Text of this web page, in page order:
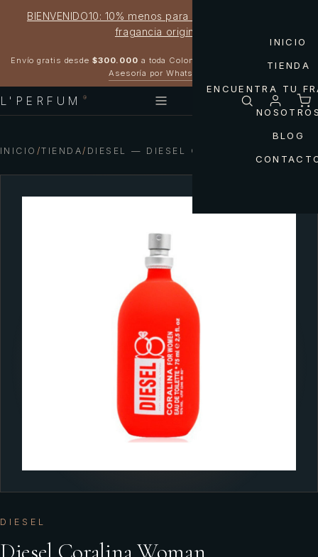
BIENVENIDO10: 10% menos para estrenar tu próxima
fragancia original
Envío gratis desde $300.000 a toda Colombia
Asesoría por WhatsApp
L'PERFUM ®
INICIO
TIENDA
ENCUENTRA TU
BLOG
INICIO /TIENDA/ DIESEL — DIESEL CORALINA WOMAN
DIESEL